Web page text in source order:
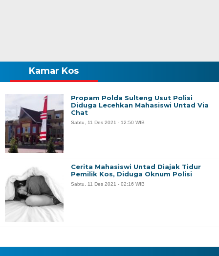
Kamar Kos
Propam Polda Sulteng Usut Polisi
Diduga Lecehkan Mahasiswi Untad Via
Chat
Sabtu, 11 Des 2021 - 12:50 WIB
Cerita Mahasiswi Untad Diajak Tidur
Pemilik Kos, Diduga Oknum Polisi
Sabtu, 11 Des 2021 - 02:16 WIB